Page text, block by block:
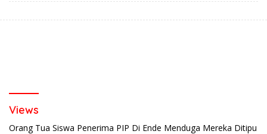
Views
Orang Tua Siswa Penerima PIP Di Ende Menduga Mereka Ditipu